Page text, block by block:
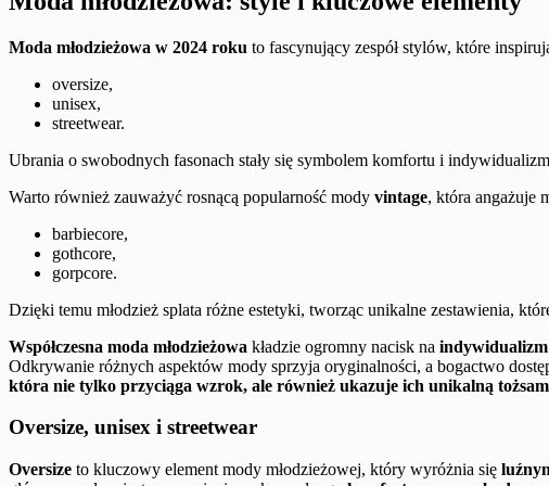
Moda młodzieżowa w 2024 roku to fascynujący zespół stylów, które
oversize,
unisex,
streetwear.
Ubrania o swobodnych fasonach stały się symbolem komfortu i
Warto również zauważyć rosnącą popularność mody vintage, która angażuje
barbiecore,
gothcore,
gorpcore.
Dzięki temu młodzież splata różne estetyki, tworząc unikalne zestawienia,
Współczesna moda młodzieżowa kładzie ogromny nacisk na indywidualizm
Odkrywanie różnych aspektów mody sprzyja oryginalności, a bogactwo
która nie tylko przyciąga wzrok, ale również ukazuje ich unikalną
Oversize, unisex i streetwear
Oversize to kluczowy element mody młodzieżowej, który wyróżnia się